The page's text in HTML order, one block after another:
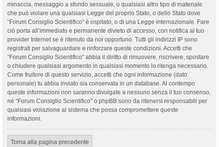
minaccia, messaggio a sfondo sessuale, o qualsiasi altro tipo di materiale
che può violare una qualsiasi Legge del proprio Stato, o dello Stato dove
“Forum Consiglio Scientifico” è ospitato, o di una Legge internazionale. Fare
ciò porta all’immediato e permanente divieto di accesso, con notifica al tuo
provider Internet se è ritenuto da noi opportuno. Tutti gli indirizzi IP sono
registrati per salvaguardare e rinforzare queste condizioni. Accetti che
“Forum Consiglio Scientifico” abbia il diritto di rimuovere, riscrivere, spostare
o chiudere qualsiasi argomento in qualsiasi momento lo ritenga necessario.
Come fruitore di questo servizio, accetti che ogni informazione (dato
personale) tu abbia inviato sia conservata in un database. Al contempo
queste informazioni non saranno divulgate a nessuno senza il tuo consenso,
né “Forum Consiglio Scientifico” o phpBB sono da ritenersi responsabili per
qualsiasi violazione al sistema che possa compromettere queste
informazioni.
Torna alla pagina precedente